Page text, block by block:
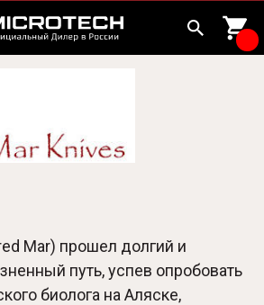
Mar) прошел долгий и
путь, успев опробовать
биолога на Аляске,